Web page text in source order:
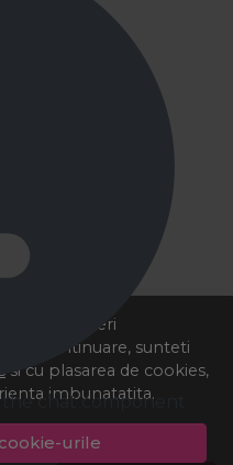
a va oferi
in continuare, sunteti
si cu plasarea de cookies,
imbunatatita.
urile
chat component